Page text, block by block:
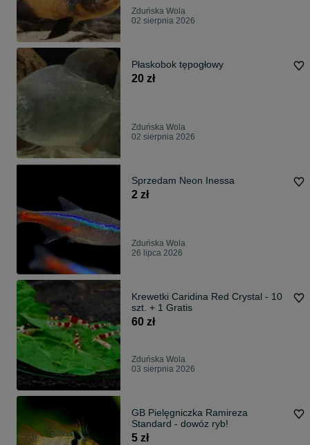
Zduńska Wola
02 sierpnia 2026
Płaskobok tępogłowy
20 zł
Zduńska Wola
02 sierpnia 2026
Sprzedam Neon Inessa
2 zł
Zduńska Wola
26 lipca 2026
Krewetki Caridina Red Crystal - 10
szt. + 1 Gratis
60 zł
Zduńska Wola
03 sierpnia 2026
GB Pielęgniczka Ramireza
Standard - dowóz ryb!
5 zł